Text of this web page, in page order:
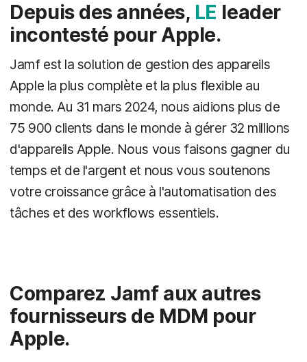
Depuis des années, LE leader
incontesté pour Apple.
Jamf est la solution de gestion des appareils
Apple la plus complète et la plus flexible au
monde. Au 31 mars 2024, nous aidions plus de
75 900 clients dans le monde à gérer 32 millions
d'appareils Apple. Nous vous faisons gagner du
temps et de l'argent et nous vous soutenons
votre croissance grâce à l'automatisation des
tâches et des workflows essentiels.
Comparez Jamf aux autres
fournisseurs de MDM pour
Apple.